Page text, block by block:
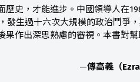
歷史，才能進步。中國領導人在
發生過十六次大規模的政治鬥爭
作出深思熟慮的審視。本書對
—傅高義（